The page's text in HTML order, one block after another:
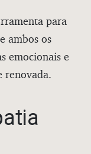
para
ambos os
emocionais e
renovada.